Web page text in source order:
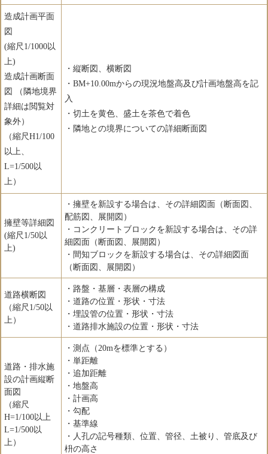
造成計画平面
図
(縮尺1/1000以
上)
造成計画断面
図 （隣地境界
詳細は閲覧対
象外）
（縮尺H1/100
以上、
L=1/500以
上）
・縦断図、横断図
・BM+10.00mからの現況地盤高及び計画地盤高を記
入
・切土を黄色、盛土を茶色で着色
・隣地との境界についての詳細断面図
擁壁等詳細図
(縮尺1/50以
上)
・擁壁を新設する場合は、その詳細図面（断面図、
配筋図、展開図）
・コンクリートブロックを新設する場合は、その詳
細図面（断面図、展開図）
・間知ブロックを新設する場合は、その詳細図面
（断面図、展開図）
道路横断図
（縮尺1/50以
上）
・路盤・基層・表層の構成
・道路の位置・形状・寸法
・埋設管の位置・形状・寸法
・道路排水施設の位置・形状・寸法
道路・排水施
設の計画縦断
面図
（縮尺
H=1/100以上
L=1/500以
上）
・測点（20mを標準とする）
・単距離
・追加距離
・地盤高
・計画高
・勾配
・基準線
・人孔の記号種類、位置、管径、土被り、管底及び
枡の高さ